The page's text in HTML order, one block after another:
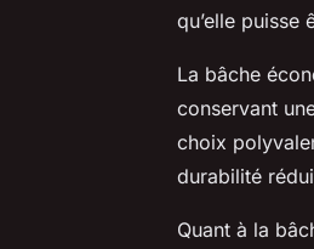
qu’elle puisse
La bâche
conservant
choix
durabilité
Quant à la